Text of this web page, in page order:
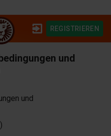
REGISTRIEREN
SPORTWETTEN
und
und